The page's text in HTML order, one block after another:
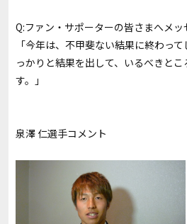
Q:ファン・サポーターの皆さまへメ
「今年は、不甲斐ない結果に終わっ
っかりと結果を出して、いるべきと
す。」
泉澤 仁選手コメント